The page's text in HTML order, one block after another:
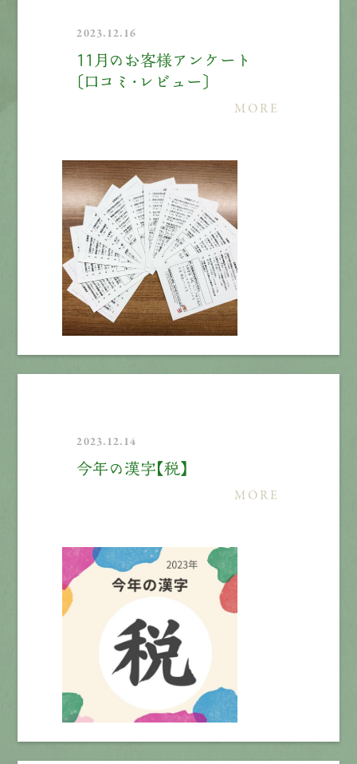
2023.12.16
11月のお客様アンケート
〔口コミ・レビュー〕
MORE
2023.12.14
今年の漢字【税】
MORE